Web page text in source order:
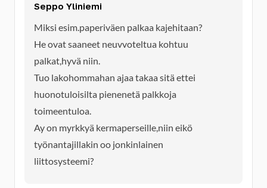
Seppo Yliniemi
Miksi esim.paperiväen palkaa kajehitaan?
He ovat saaneet neuvvoteltua kohtuu
palkat,hyvä niin.
Tuo lakohommahan ajaa takaa sitä ettei
huonotuloisilta pienenetä palkkoja
toimeentuloa.
Ay on myrkkyä kermaperseille,niin eikö
työnantajillakin oo jonkinlainen
liittosysteemi?